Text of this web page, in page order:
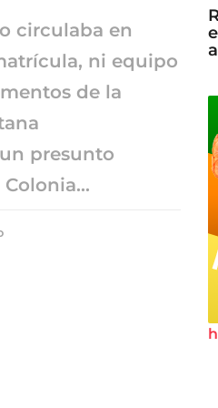
circulaba en
ni equipo
de la
presunto